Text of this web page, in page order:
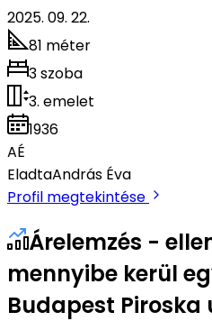
2025. 09. 22.
81 méter
3 szoba
3. emelet
1936
AÉ
EladtaAndrás Éva
Profil megtekintése
Árelemzés -
mennyibe kerül
Budapest Piroska